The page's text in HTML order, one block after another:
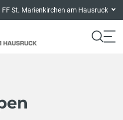
FF St. Marienkirchen am Hausruck